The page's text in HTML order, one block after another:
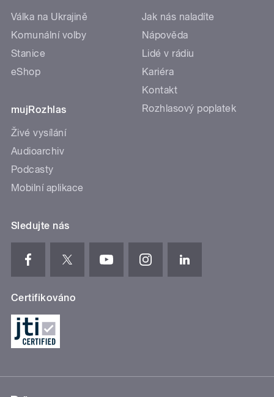
Válka na Ukrajině
Komunální volby
Stanice
eShop
mujRozhlas
Živé vysílání
Audioarchiv
Podcasty
Mobilní aplikace
Jak nás naladíte
Nápověda
Lidé v rádiu
Kariéra
Kontakt
Rozhlasový poplatek
Sledujte nás
Certifikováno